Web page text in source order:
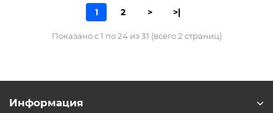
1 2 > >|
Показано с 1 по 24 из 31 (всего 2 страниц)
Информация